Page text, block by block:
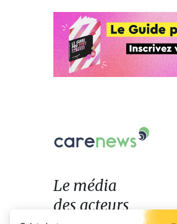
Le
acteurs
de
l'engagement
Le média
des acteurs